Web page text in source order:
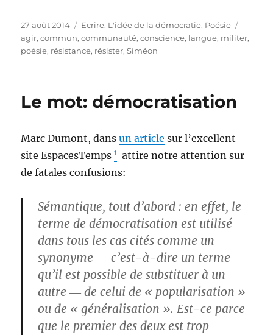
Publié
le
27 août 2014 Catégories
Ecrire, L'idée de la démocratie, Poésie
agir,commun,communauté,conscience, langue, militer,
poésie, résistance, résister,Siméon
Le mot: démocratisation
Marc Dumont, dansun article sur l’excellent
site EspacesTemps1 attire notre attention sur
de fatales confusions:
Sémantique, tout d’abord : en effet, le
terme de démocratisation est utilisé
dans tous les cas cités comme un
synonyme ― c’est-à-dire un terme
qu’il est possible de substituer à un
autre ― de celui de « popularisation »
ou de « généralisation ». Est-ce parce
que le premier des deux est trop